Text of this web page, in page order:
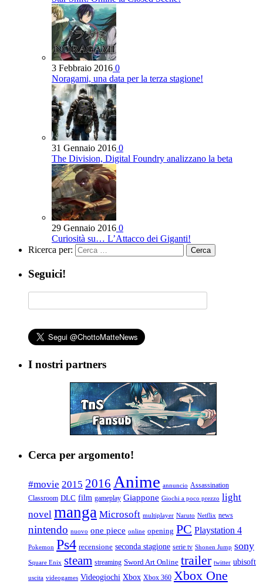
3 Febbraio 2016 0
Noragami, una data per la terza stagione!
31 Gennaio 2016 0
The Division, Digital Foundry analizzano la beta
29 Gennaio 2016 0
Curiosità su… L’Attacco dei Giganti!
Ricerca per:
Seguici!
I nostri partners
Cerca per argomento!
#movie 2015 2016 Anime annuncio Assassination
Classroom DLC film gameplay Giappone Giochi a poco prezzo light
novel manga Microsoft multiplayer Naruto Netflix news
nintendo nuovo one piece online opening PC Playstation 4
Pokemon Ps4 recensione seconda stagione serie tv Shonen Jump sony
Square Enix steam streaming Sword Art Online trailer twitter ubisoft
uscita videogames Videogiochi Xbox Xbox 360 Xbox One